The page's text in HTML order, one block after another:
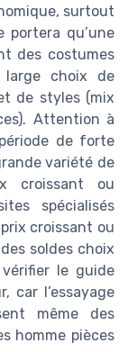
surtout
portera qu’une
des costumes
choix de
de styles (mix
Attention à
de forte
variété de
croissant ou
spécialisés
croissant ou
soldes choix
le guide
car l’essayage
même des
homme pièces